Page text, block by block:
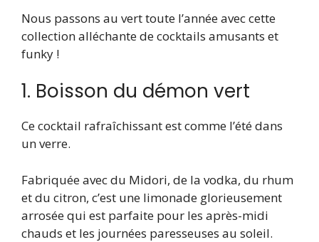
Nous passons au vert toute l’année avec cette
collection alléchante de cocktails amusants et
funky !
1. Boisson du démon vert
Ce cocktail rafraîchissant est comme l’été dans
un verre.
Fabriquée avec du Midori, de la vodka, du rhum
et du citron, c’est une limonade glorieusement
arrosée qui est parfaite pour les après-midi
chauds et les journées paresseuses au soleil.